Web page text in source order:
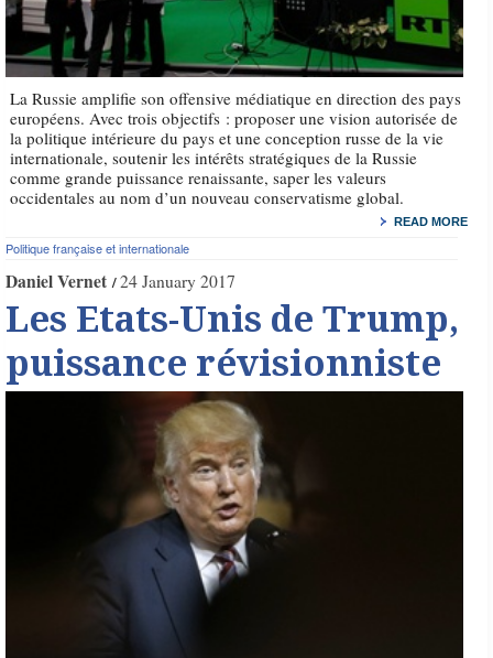
La Russie amplifie son offensive médiatique en direction des pays
européens. Avec trois objectifs : proposer une vision autorisée de
la politique intérieure du pays et une conception russe de la vie
internationale, soutenir les intérêts stratégiques de la Russie
comme grande puissance renaissante, saper les valeurs
occidentales au nom d’un nouveau conservatisme global.
READ MORE
Politique française et internationale
Daniel Vernet 24 January 2017
Les Etats-Unis de Trump,
puissance révisionniste